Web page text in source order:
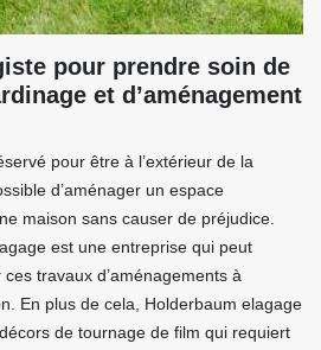
pour prendre soin de
et d’aménagement
pour être à l’extérieur de la
d’aménager un espace
maison sans causer de préjudice.
est une entreprise qui peut
travaux d’aménagements à
En plus de cela, Holderbaum elagage
de tournage de film qui requiert